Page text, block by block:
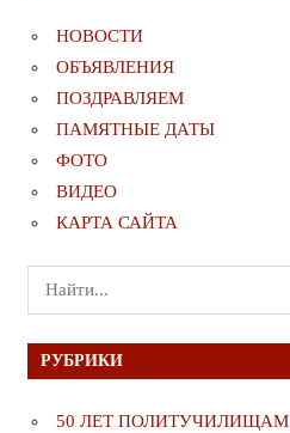
НОВОСТИ
ОБЪЯВЛЕНИЯ
ПОЗДРАВЛЯЕМ
ПАМЯТНЫЕ ДАТЫ
ФОТО
ВИДЕО
КАРТА САЙТА
Поиск
для:
РУБРИКИ
50 ЛЕТ ПОЛИТУЧИЛИЩАМ